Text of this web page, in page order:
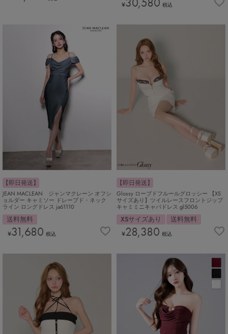
¥ 税込
【即日発送】
JEAN MACLEAN ジャンマクレーン オフシ
ョルダー キャミソー ドレープド・ネック
ライン ロングドレス ja61110
送料無料
¥31,680 税込
【即日発送】
Glossy ローブドフルールグロッシー 【XS
サイズあり】ツイルレースフロントジップ
キャミミニキャバドレス gl5006
XSサイズあり 送料無料
¥28,380 税込